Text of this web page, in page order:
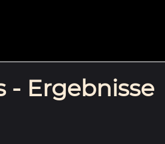
- Ergebnisse